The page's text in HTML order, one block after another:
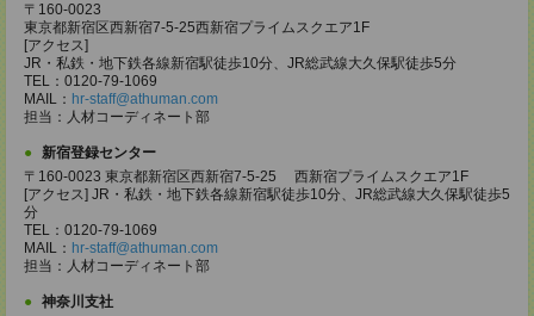
〒160-0023
東京都新宿区西新宿7-5-25西新宿プライムスクエア1F
[アクセス]
JR・私鉄・地下鉄各線新宿駅徒歩10分、JR総武線大久保駅徒歩5分
TEL：0120-79-1069
MAIL： hr-staff@athuman.com
担当：人材コーディネート部
新宿登録センター
〒160-0023 東京都新宿区西新宿7-5-25 西新宿プライムスクエア1F
[アクセス] JR・私鉄・地下鉄各線新宿駅徒歩10分、JR総武線大久保駅徒歩5
分
TEL：0120-79-1069
MAIL： hr-staff@athuman.com
担当：人材コーディネート部
神奈川支社